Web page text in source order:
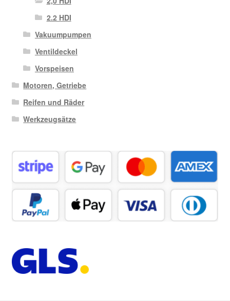
2.2 HDI
Vakuumpumpen
Ventildeckel
Vorspeisen
Motoren, Getriebe
Reifen und Räder
Werkzeugsätze